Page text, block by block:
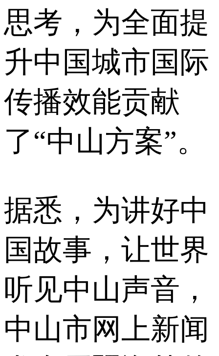
思考，为全面提
升中国城市国际
传播效能贡献
了“中山方案”。
据悉，为讲好中
国故事，让世界
听见中山声音，
中山市网上新闻